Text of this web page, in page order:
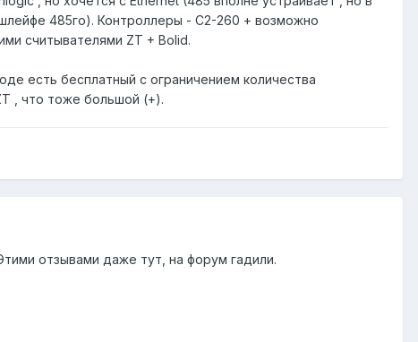
485го). Контроллеры - C2-260 + возможно
считывателями ZT + Bolid.
есть бесплатный с ограничением количества
, что тоже большой (+).
отзывами даже тут, на форум гадили.